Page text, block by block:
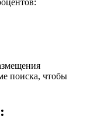
поиска, чтобы